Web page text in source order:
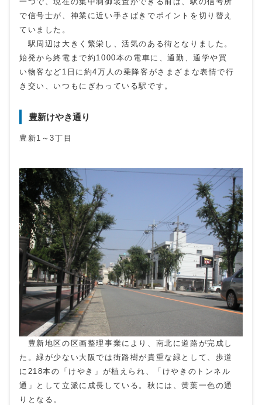
で信号士が、神業に近い手さばきでポイントを切り替え
ていました。
駅周辺は大きく繁栄し、活気のある街となりました。
始発から終電まで約1000本の電車に、通勤、通学や買
い物客など1日に約4万人の乗降客がさまざまな表情で行
き交い、いつもにぎわっている駅です。
豊新けやき通り
豊新1～3丁目
豊新地区の区画整理事業により、南北に道路が完成し
た。緑が少ない大阪では街路樹が貴重な緑として、歩道
に218本の「けやき」が植えられ、「けやきのトンネル
通」として立派に成長している。秋には、黄葉一色の通
りとなる。